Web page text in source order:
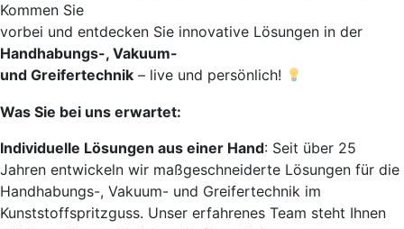
Kommen Sie
vorbei und entdecken Sie innovative Lösungen in der
Handhabungs-, Vakuum-
und Greifertechnik – live und persönlich!
Was Sie bei uns erwartet:
Individuelle Lösungen aus einer Hand: Seit über 25
Jahren entwickeln wir maßgeschneiderte Lösungen für die
Handhabungs-, Vakuum- und Greifertechnik im
Kunststoffspritzguss. Unser erfahrenes Team steht Ihnen